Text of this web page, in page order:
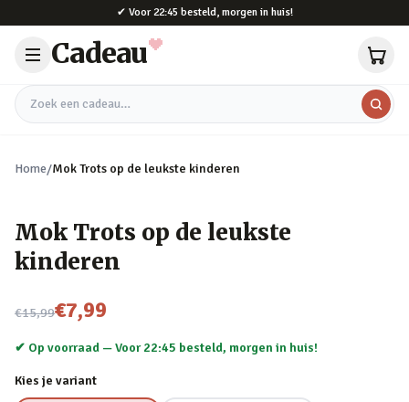
✔ Voor 22:45 besteld, morgen in huis!
Cadeau
Zoek een cadeau
Home/Mok Trots op de leukste kinderen
Mok Trots op de leukste
kinderen
€15,99
Nu voor
€7,99
✔ Op voorraad —Voor 22:45 besteld, morgen in huis!
Kies je variant